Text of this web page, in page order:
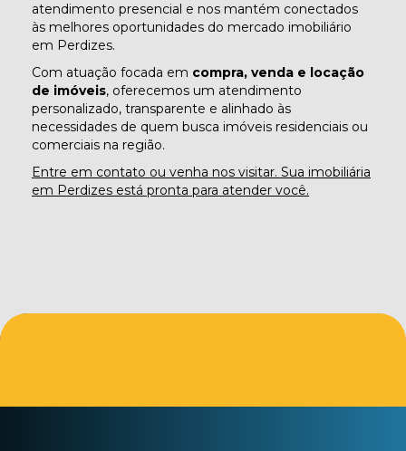
atendimento presencial e nos mantém conectados
às melhores oportunidades do mercado imobiliário
em Perdizes.
Com atuação focada em compra, venda e locação
de imóveis, oferecemos um atendimento
personalizado, transparente e alinhado às
necessidades de quem busca imóveis residenciais ou
comerciais na região.
Entre em contato ou venha nos visitar. Sua imobiliária
em Perdizes está pronta para atender você.